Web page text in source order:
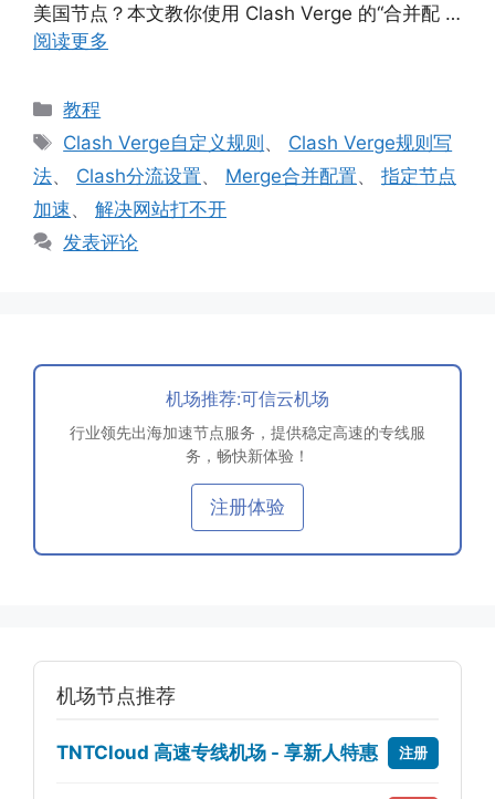
美国节点？本文教你使用 Clash Verge 的“合并配 …
阅读更多
分
类
教程
标
签
Clash Verge自定义规则、 Clash Verge规则写
法、 Clash分流设置、 Merge合并配置、 指定节点
加速、 解决网站打不开
发表评论
机场推荐:可信云机场
行业领先出海加速节点服务，提供稳定高速的专线服
务，畅快新体验！
注册体验
机场节点推荐
TNTCloud 高速专线机场 - 享新人特惠 注册